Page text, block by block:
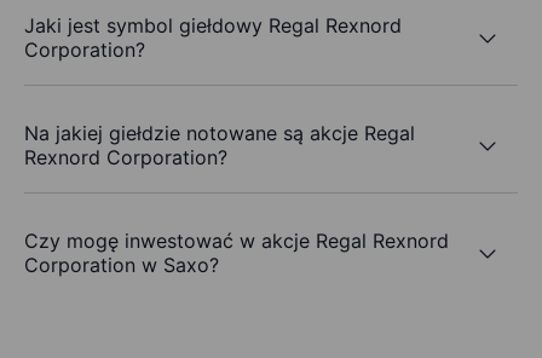
Jaki jest symbol giełdowy Regal Rexnord
Corporation?
Na jakiej giełdzie notowane są akcje Regal
Rexnord Corporation?
Czy mogę inwestować w akcje Regal Rexnord
Corporation w Saxo?